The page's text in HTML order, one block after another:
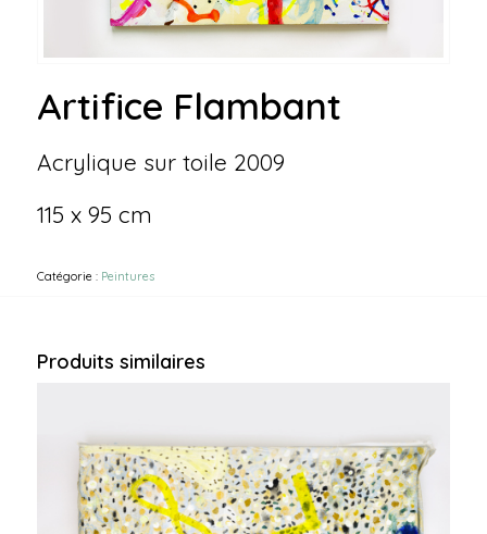
Artifice Flambant
Acrylique sur toile 2009
115 x 95 cm
Catégorie : Peintures
Produits similaires